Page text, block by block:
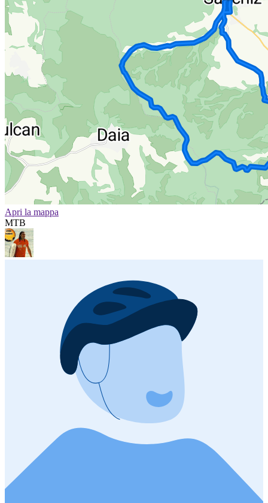
Apri la mappa
MTB